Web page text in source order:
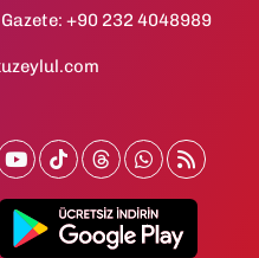
+90 232 4048989